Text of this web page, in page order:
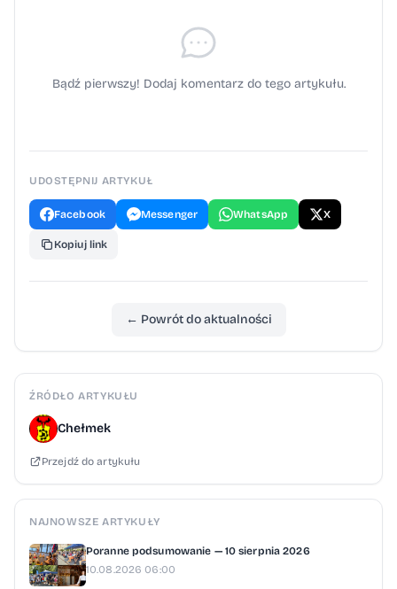
Bądź pierwszy! Dodaj komentarz do tego artykułu.
UDOSTĘPNIJ ARTYKUŁ
Facebook Messenger WhatsApp X
Kopiuj link
← Powrót do aktualności
ŹRÓDŁO ARTYKUŁU
Chełmek
Przejdź do artykułu
NAJNOWSZE ARTYKUŁY
Poranne podsumowanie — 10 sierpnia 2026
10.08.2026 06:00